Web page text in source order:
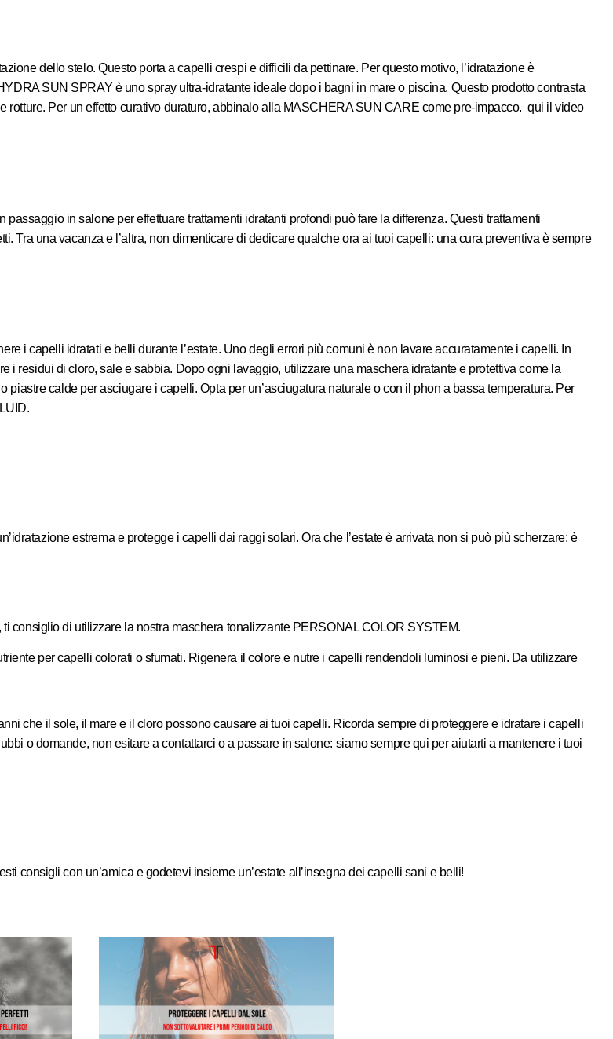
dello stelo. Questo porta a capelli crespi e difficili da pettinare. Per questo motivo, l’idratazione è
SUN SPRAY è uno spray ultra-idratante ideale dopo i bagni in mare o piscina. Questo prodotto contrasta
Per un effetto curativo duraturo, abbinalo alla MASCHERA SUN CARE come pre-impacco. qui il video
in salone per effettuare trattamenti idratanti profondi può fare la differenza. Questi trattamenti
Tra una vacanza e l’altra, non dimenticare di dedicare qualche ora ai tuoi capelli: una cura preventiva è sempre
i capelli idratati e belli durante l’estate. Uno degli errori più comuni è non lavare accuratamente i capelli. In
residui di cloro, sale e sabbia. Dopo ogni lavaggio, utilizzare una maschera idratante e protettiva come la
piastre calde per asciugare i capelli. Opta per un’asciugatura naturale o con il phon a bassa temperatura. Per
.
estrema e protegge i capelli dai raggi solari. Ora che l’estate è arrivata non si può più scherzare: è
consiglio di utilizzare la nostra maschera tonalizzante PERSONAL COLOR SYSTEM.
per capelli colorati o sfumati. Rigenera il colore e nutre i capelli rendendoli luminosi e pieni. Da utilizzare
che il sole, il mare e il cloro possono causare ai tuoi capelli. Ricorda sempre di proteggere e idratare i capelli
o domande, non esitare a contattarci o a passare in salone: siamo sempre qui per aiutarti a mantenere i tuoi
consigli con un’amica e godetevi insieme un’estate all’insegna dei capelli sani e belli!